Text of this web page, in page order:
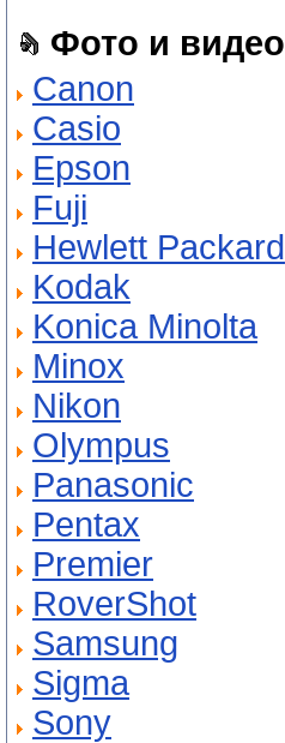
Фото и видео
Canon
Casio
Epson
Fuji
Hewlett Packard
Kodak
Konica Minolta
Minox
Nikon
Olympus
Panasonic
Pentax
Premier
RoverShot
Samsung
Sigma
Sony